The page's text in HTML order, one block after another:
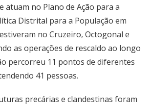
atuam no Plano de Ação para a
Distrital para a População em
no Cruzeiro, Octogonal e
as operações de rescaldo ao longo
percorreu 11 pontos de diferentes
41 pessoas.
precárias e clandestinas foram